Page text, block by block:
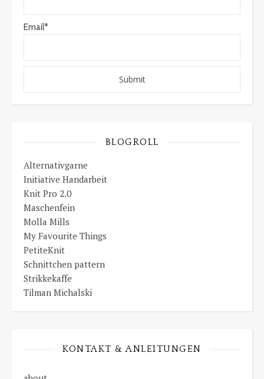
Email*
BLOGROLL
Alternativgarne
Initiative Handarbeit
Knit Pro 2.0
Maschenfein
Molla Mills
My Favourite Things
PetiteKnit
Schnittchen pattern
Strikkekaffe
Tilman Michalski
KONTAKT & ANLEITUNGEN